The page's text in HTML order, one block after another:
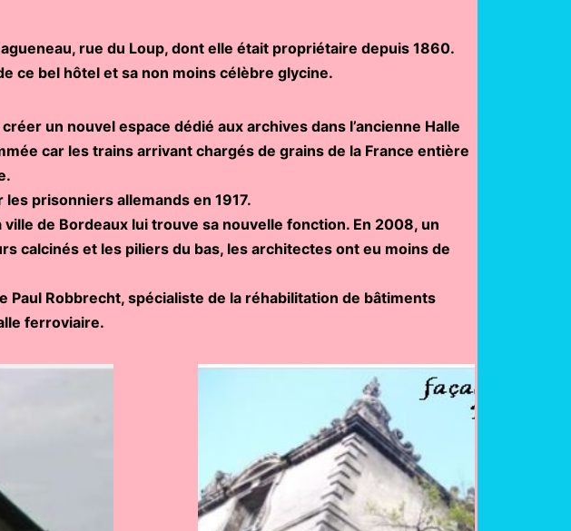
rue du Loup, dont elle était propriétaire depuis 1860.
ce bel hôtel et sa non moins célèbre glycine.
un nouvel espace dédié aux archives dans l’ancienne Halle
car les trains arrivant chargés de grains de la France entière
prisonniers allemands en 1917.
ville de Bordeaux lui trouve sa nouvelle fonction. En 2008, un
calcinés et les piliers du bas, les architectes ont eu moins de
Paul Robbrecht, spécialiste de la réhabilitation de bâtiments
ferroviaire.